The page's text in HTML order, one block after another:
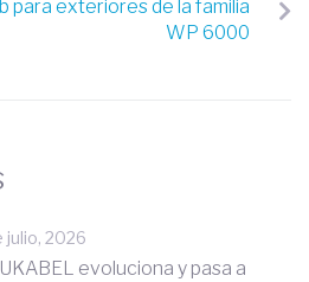
para exteriores de la familia
WP 6000
julio, 2026
evoluciona y pasa a